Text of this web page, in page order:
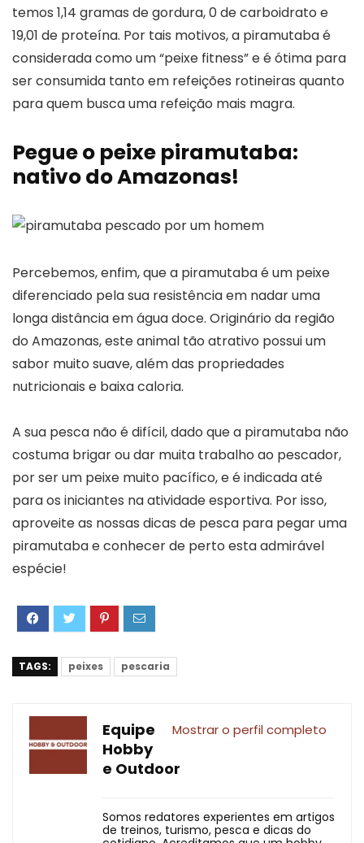
temos 1,14 gramas de gordura, 0 de carboidrato e
19,01 de proteína. Por tais motivos, a piramutaba é
considerada como um “peixe fitness” e é ótima para
ser consumida tanto em refeições rotineiras quanto
para quem busca uma refeição mais magra.
Pegue o peixe piramutaba:
nativo do Amazonas!
Percebemos, enfim, que a piramutaba é um peixe
diferenciado pela sua resistência em nadar uma
longa distância em água doce. Originário da região
do Amazonas, este animal tão atrativo possui um
sabor muito suave, além das propriedades
nutricionais e baixa caloria.
A sua pesca não é difícil, dado que a piramutaba não
costuma brigar ou dar muita trabalho ao pescador,
por ser um peixe muito pacífico, e é indicada até
para os iniciantes na atividade esportiva. Por isso,
aproveite as nossas dicas de pesca para pegar uma
piramutaba e conhecer de perto esta admirável
espécie!
TAGS: peixes pescaria
Mostrar o perfil completo
Equipe
Hobby
e Outdoor
Somos redatores experientes em artigos
de treinos, turismo, pesca e dicas do